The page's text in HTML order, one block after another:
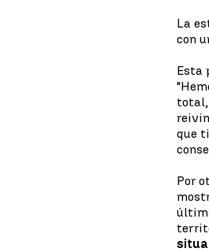
La
con
Esta
total,
que
Por